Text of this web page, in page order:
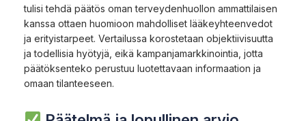
tulisi tehdä päätös oman terveydenhuollon ammattilaisen
kanssa ottaen huomioon mahdolliset lääkeyhteenvedot
ja erityistarpeet. Vertailussa korostetaan objektiivisuutta
ja todellisia hyötyjä, eikä kampanjamarkkinointia, jotta
päätöksenteko perustuu luotettavaan informaation ja
omaan tilanteeseen.